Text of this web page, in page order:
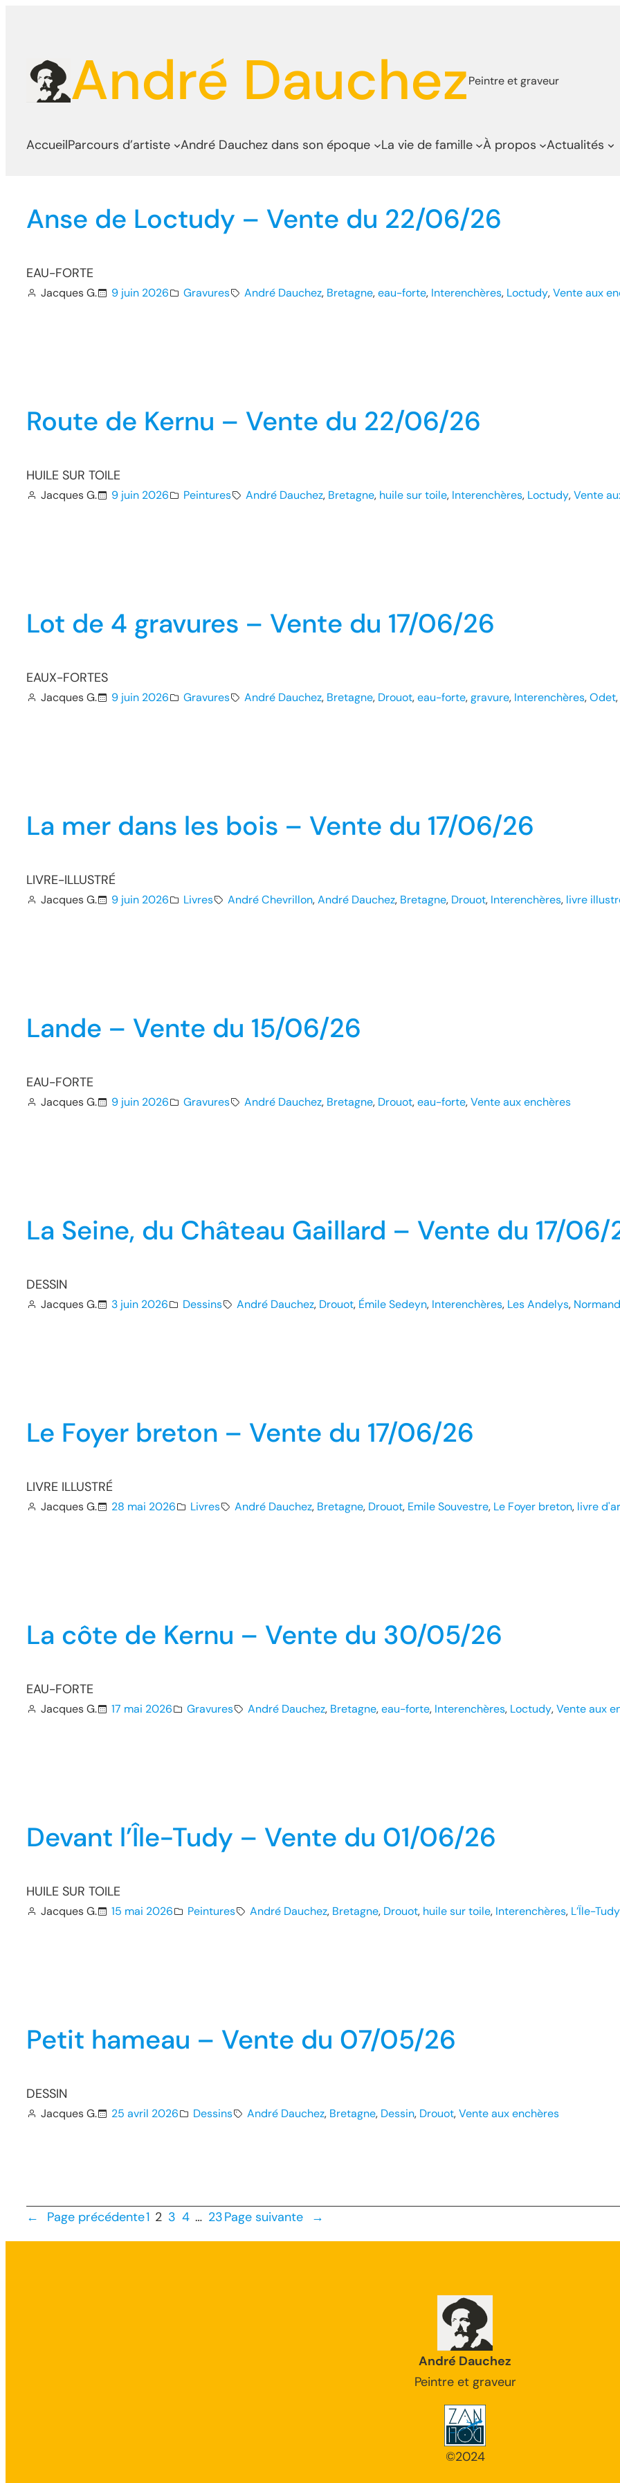
contenu
André DauchezPeintre et graveur
AccueilParcours d’artiste André Dauchez dans son époque La vie de famille À propos Actualités
Anse de Loctudy – Vente du 22/06/26
EAU-FORTE
Jacques G. 9 juin 2026 Gravures André Dauchez, Bretagne, eau-forte, Interenchères, Loctudy, Vente aux
Route de Kernu – Vente du 22/06/26
HUILE SUR TOILE
Jacques G. 9 juin 2026 Peintures André Dauchez, Bretagne, huile sur toile, Interenchères, Loctudy, Vente
Lot de 4 gravures – Vente du 17/06/26
EAUX-FORTES
Jacques G. 9 juin 2026 Gravures André Dauchez, Bretagne, Drouot, eau-forte, gravure, Interenchères, Odet,
La mer dans les bois – Vente du 17/06/26
LIVRE-ILLUSTRÉ
Jacques G. 9 juin 2026 Livres André Chevrillon, André Dauchez, Bretagne, Drouot, Interenchères, livre
Lande – Vente du 15/06/26
EAU-FORTE
Jacques G. 9 juin 2026 Gravures André Dauchez, Bretagne, Drouot, eau-forte, Vente aux enchères
La Seine, du Château Gaillard – Vente du 17/06/
DESSIN
Jacques G. 3 juin 2026 Dessins André Dauchez, Drouot, Émile Sedeyn, Interenchères, Les Andelys,
Le Foyer breton – Vente du 17/06/26
LIVRE ILLUSTRÉ
Jacques G. 28 mai 2026 Livres André Dauchez, Bretagne, Drouot, Emile Souvestre, Le Foyer breton, livre
La côte de Kernu – Vente du 30/05/26
EAU-FORTE
Jacques G. 17 mai 2026 Gravures André Dauchez, Bretagne, eau-forte, Interenchères, Loctudy, Vente aux
Devant l’Île-Tudy – Vente du 01/06/26
HUILE SUR TOILE
Jacques G. 15 mai 2026 Peintures André Dauchez, Bretagne, Drouot, huile sur toile, Interenchères, L’Ïle-Tudy
Petit hameau – Vente du 07/05/26
DESSIN
Jacques G. 25 avril 2026 Dessins André Dauchez, Bretagne, Dessin, Drouot, Vente aux enchères
← Page précédente1 2 3 4 … 23Page suivante →
André Dauchez
Peintre et graveur
©2024